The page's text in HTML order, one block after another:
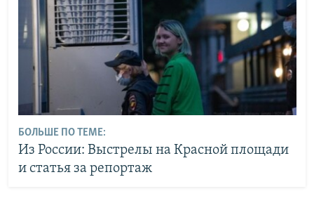
БОЛЬШЕ ПО ТЕМЕ:
Из России: Выстрелы на Красной площади
и статья за репортаж